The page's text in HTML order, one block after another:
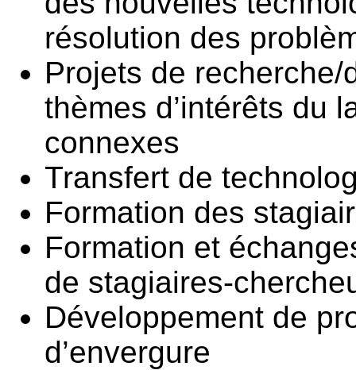
résolution des
Projets de
thèmes d’intérêts du
connexes
Transfert de
Formation des
Formation et
de stagiaires-
Développement de
d’envergure